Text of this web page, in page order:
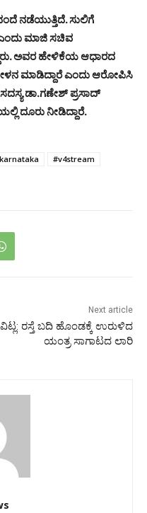
ನಡೆಯುತ್ತಿದೆ. ಸುಲಿಗೆ
ಎಂದು ಮಾಜಿ ಸಚಿವ
ಅವರ ಹೇಳಿಕೆಯ ಆಧಾರದ
ಮಾಡಿದ್ದಾರೆ ಎಂದು ಆರೋಪಿಸಿ
ಡಾ.ಗಣೇಶ್ ಪ್ರಸಾದ್
ದೂರು ನೀಡಿದ್ದಾರೆ.
#v4stream
Next article
ವಿಟ್ಲ: ರಸ್ತೆ ಬದಿ ಹೊಂಡಕ್ಕೆ ಉರುಳಿದ
ಯಂತ್ರ ಸಾಗಾಟದ ಲಾರಿ